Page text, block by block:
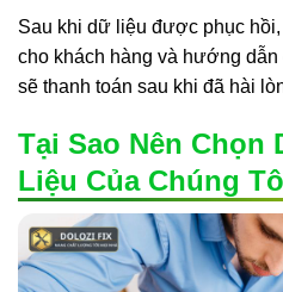
Sau khi dữ liệu được phục
cho khách hàng và hướng
sẽ thanh toán sau khi đã hài
Tại Sao Nên Chọn
Liệu Của Chúng